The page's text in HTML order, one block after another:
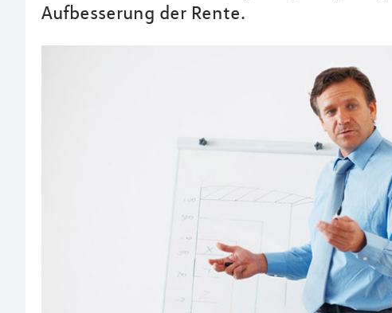
Aufbesserung der Rente.